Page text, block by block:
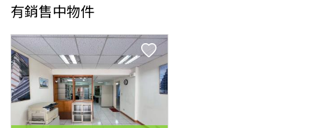
有銷售中物件